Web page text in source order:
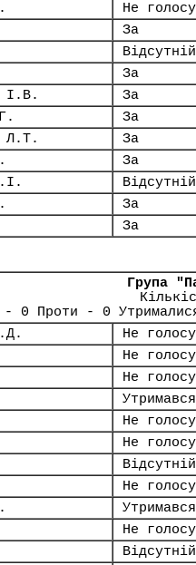
Не
За
Відсутній
За
І.В.
За
За
Л.Т.
За
За
Відсутній
За
За
Група
- 0 Проти - 0
Не
Не
Не
Утримався
Не
Не
Відсутній
Не
Утримався
Не
Відсутній